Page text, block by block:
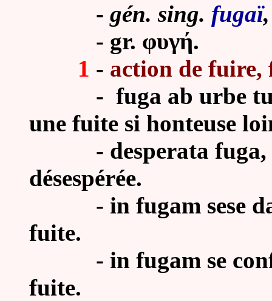
- gén. sing. fugaï
- gr. φυγή.
1 - action de fuire,
- fuga ab urbe
une fuite si honteuse
- desperata fuga,
désespérée.
- in fugam sese
fuite.
- in fugam se
fuite.